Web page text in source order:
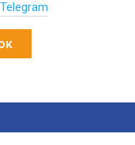
Telegram